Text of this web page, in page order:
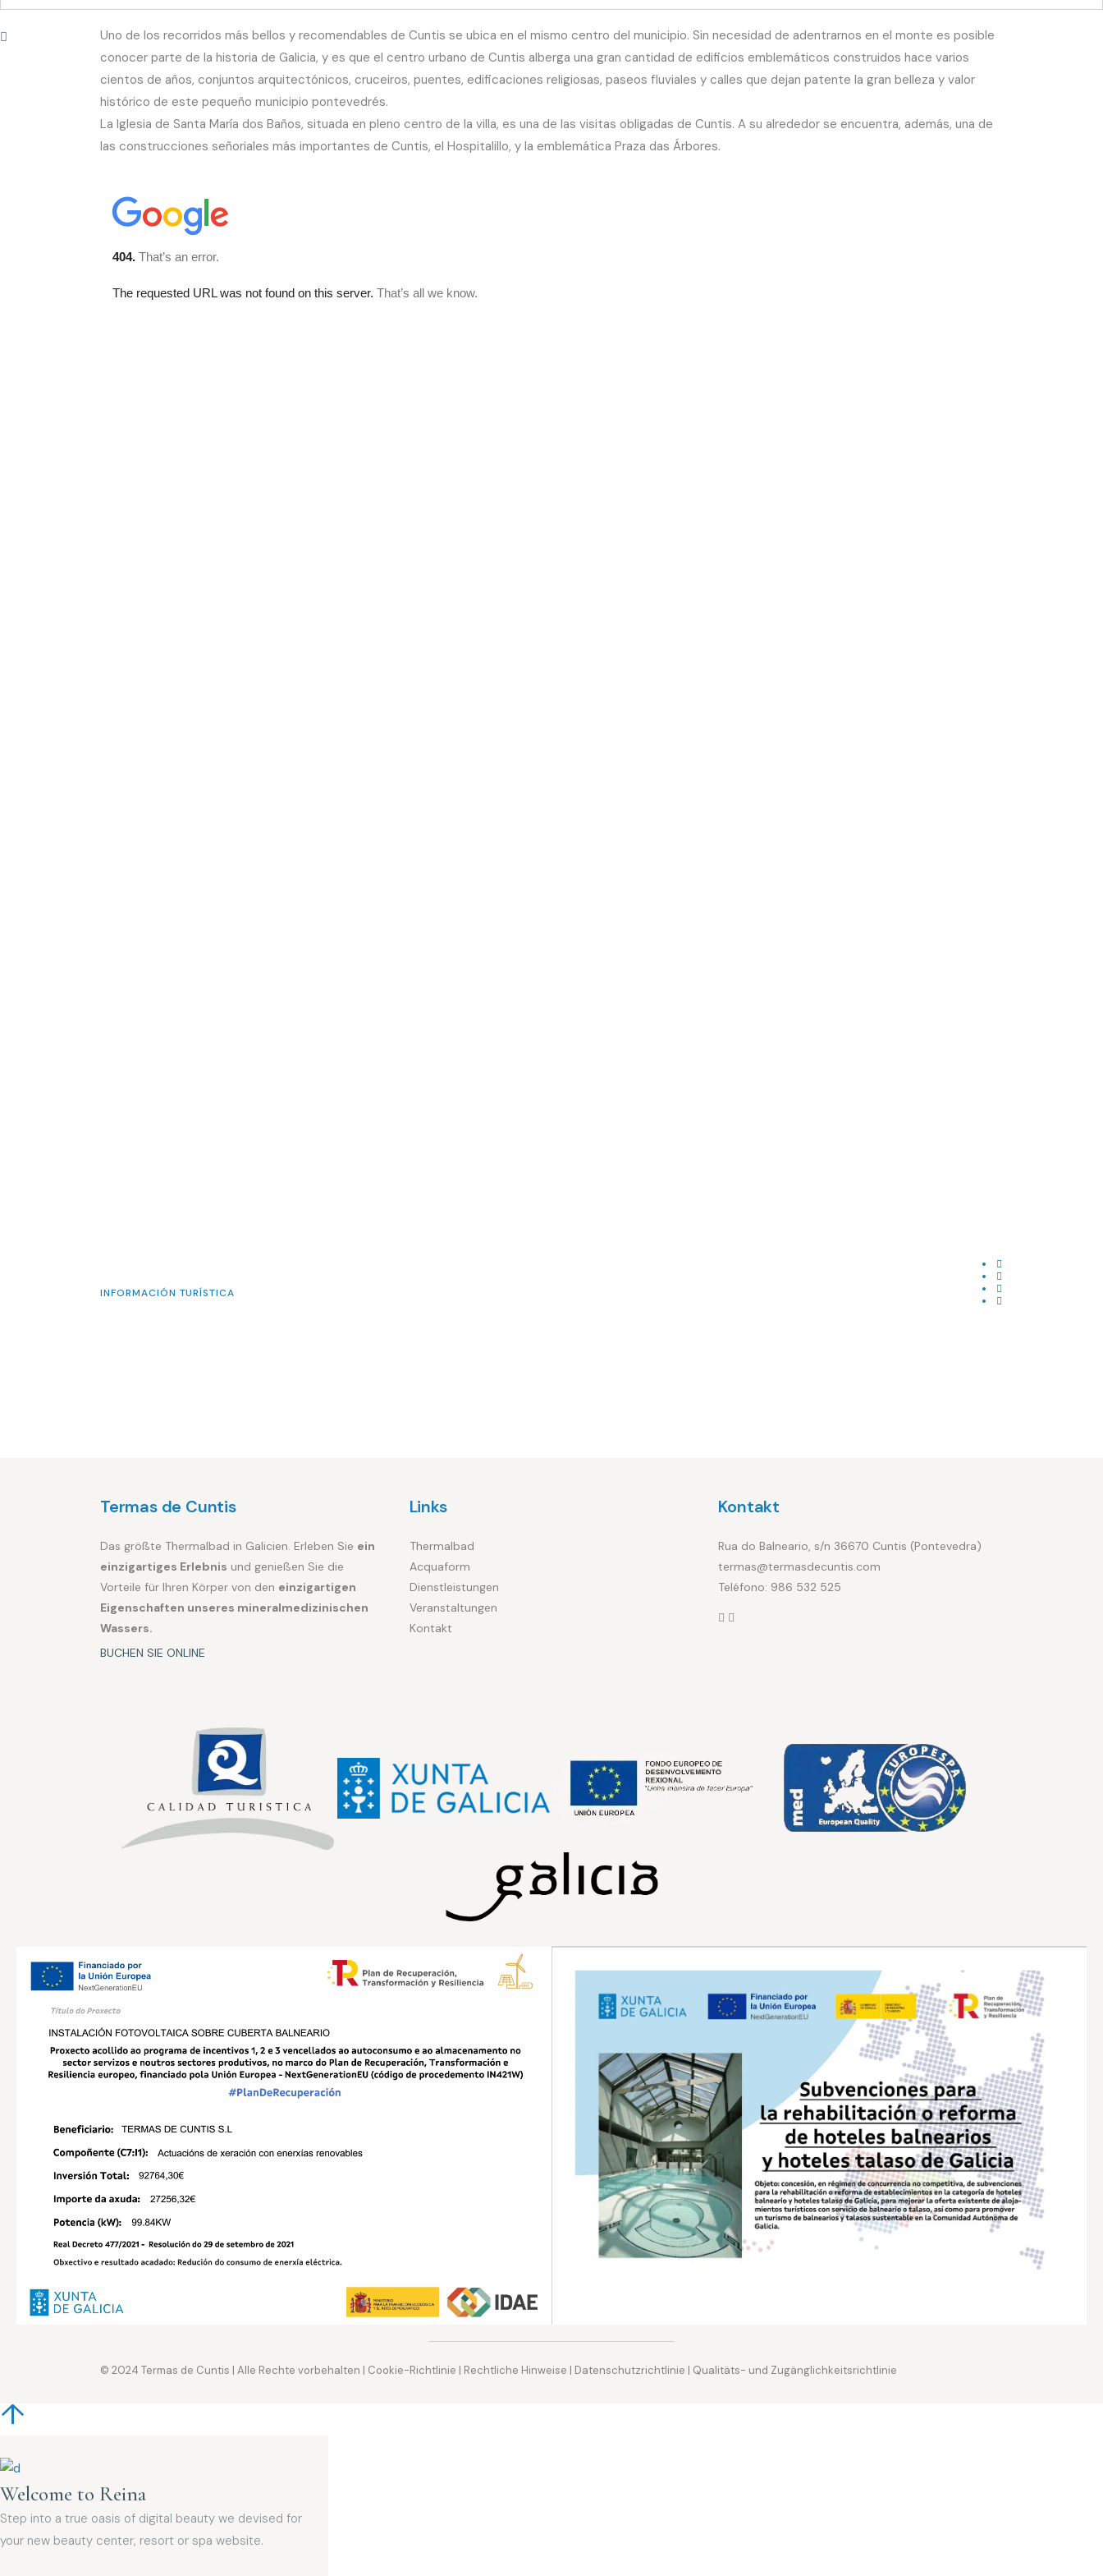
Uno de los recorridos más bellos y recomendables de Cuntis se ubica en el mismo centro del municipio. Sin necesidad de adentrarnos en el monte es posible
conocer parte de la historia de Galicia, y es que el centro urbano de Cuntis alberga una gran cantidad de edificios emblemáticos construidos hace varios
cientos de años, conjuntos arquitectónicos, cruceiros, puentes, edificaciones religiosas, paseos fluviales y calles que dejan patente la gran belleza y valor
histórico de este pequeño municipio pontevedrés.
La Iglesia de Santa María dos Baños, situada en pleno centro de la villa, es una de las visitas obligadas de Cuntis. A su alrededor se encuentra, además, una de
las construcciones señoriales más importantes de Cuntis, el Hospitalillo, y la emblemática Praza das Árbores.
INFORMACIÓN TURÍSTICA
Termas de Cuntis
Das größte Thermalbad in Galicien. Erleben Sie ein
einzigartiges Erlebnis und genießen Sie die
Vorteile für Ihren Körper von den einzigartigen
Eigenschaften unseres mineralmedizinischen
Wassers.
BUCHEN SIE ONLINE
Links
Thermalbad
Acquaform
Dienstleistungen
Veranstaltungen
Kontakt
Kontakt
Rua do Balneario, s/n 36670 Cuntis (Pontevedra)
termas@termasdecuntis.com
Teléfono: 986 532 525
© 2024 Termas de Cuntis | Alle Rechte vorbehalten | Cookie-Richtlinie | Rechtliche Hinweise | Datenschutzrichtlinie | Qualitäts- und Zugänglichkeitsrichtlinie
Welcome to Reina
Step into a true oasis of digital beauty we devised for
your new beauty center, resort or spa website.